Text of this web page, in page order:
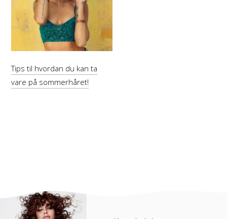
Tips til hvordan du kan ta
vare på sommerhåret!